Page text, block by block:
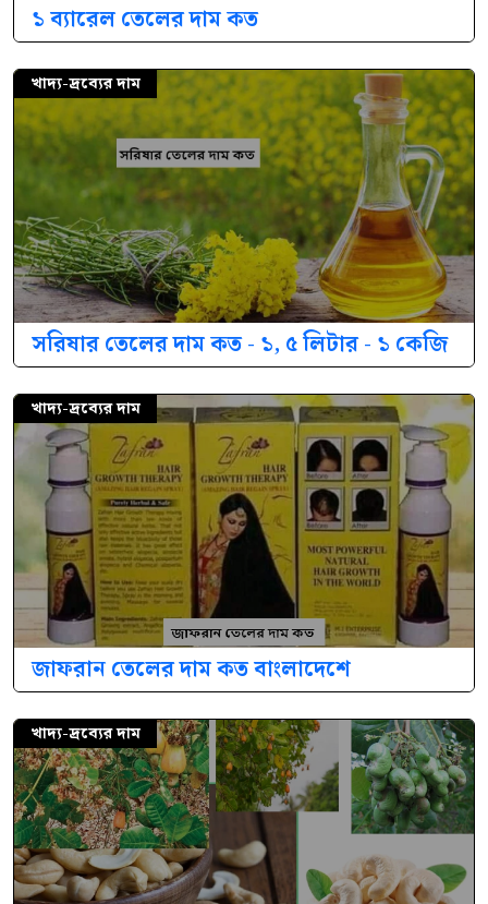
১ ব্যারেল তেলের দাম কত
খাদ্য-দ্রব্যের দাম
সরিষার তেলের দাম কত - ১, ৫ লিটার - ১ কেজি
খাদ্য-দ্রব্যের দাম
জাফরান তেলের দাম কত বাংলাদেশে
খাদ্য-দ্রব্যের দাম